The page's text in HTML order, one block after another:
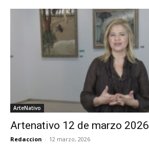
ArteNativo
Artenativo 12 de marzo 2026
Redaccion - 12 marzo, 2026